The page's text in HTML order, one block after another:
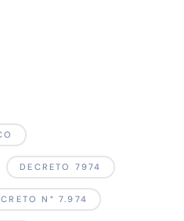
DECRETO 7974
N° 7.974